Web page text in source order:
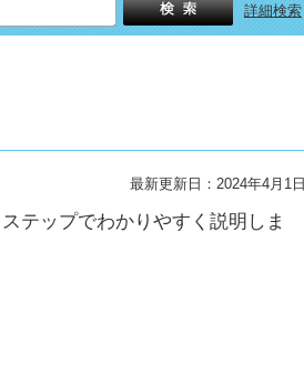
詳細検索
最新更新日：2024年4月1日
テップでわかりやすく説明しま